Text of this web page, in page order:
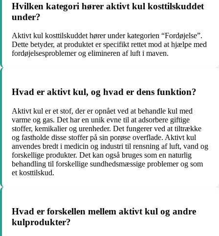
Hvilken kategori hører aktivt kul kosttilskuddet
under?
Aktivt kul kosttilskuddet hører under kategorien “Fordøjelse”.
Dette betyder, at produktet er specifikt rettet mod at hjælpe med
fordøjelsesproblemer og elimineren af luft i maven.
Hvad er aktivt kul, og hvad er dens funktion?
Aktivt kul er et stof, der er opnået ved at behandle kul med
varme og gas. Det har en unik evne til at adsorbere giftige
stoffer, kemikalier og urenheder. Det fungerer ved at tiltrække
og fastholde disse stoffer på sin porøse overflade. Aktivt kul
anvendes bredt i medicin og industri til rensning af luft, vand og
forskellige produkter. Det kan også bruges som en naturlig
behandling til forskellige sundhedsmæssige problemer og som
et kosttilskud.
Hvad er forskellen mellem aktivt kul og andre
kulprodukter?